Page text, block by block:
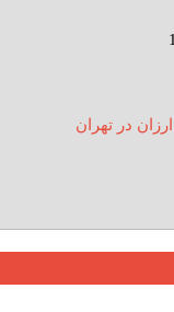
در تهران